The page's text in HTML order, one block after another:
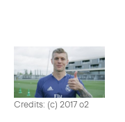
Credits: (c) 2017 o2